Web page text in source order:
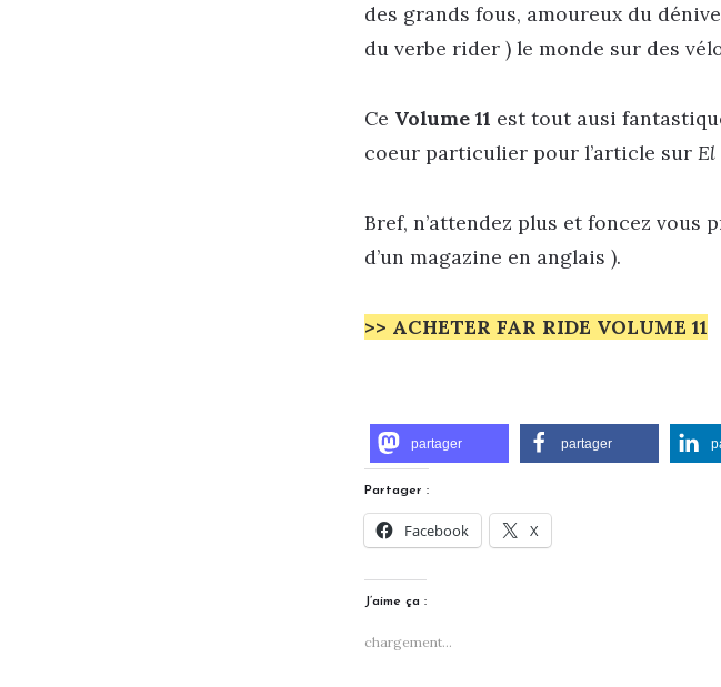
des grands fous, amoureux du
du verbe rider ) le monde sur des
Ce Volume 11 est tout ausi
coeur particulier pour l’article sur El
Bref, n’attendez plus et foncez vous
d’un magazine en anglais ).
>> ACHETER FAR RIDE VOLUME 11
partager partager
Partager :
Facebook X
J’aime ça :
chargement…